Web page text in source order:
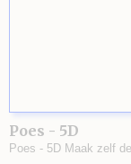
Poes - 5D
Poes - 5D Maak zelf